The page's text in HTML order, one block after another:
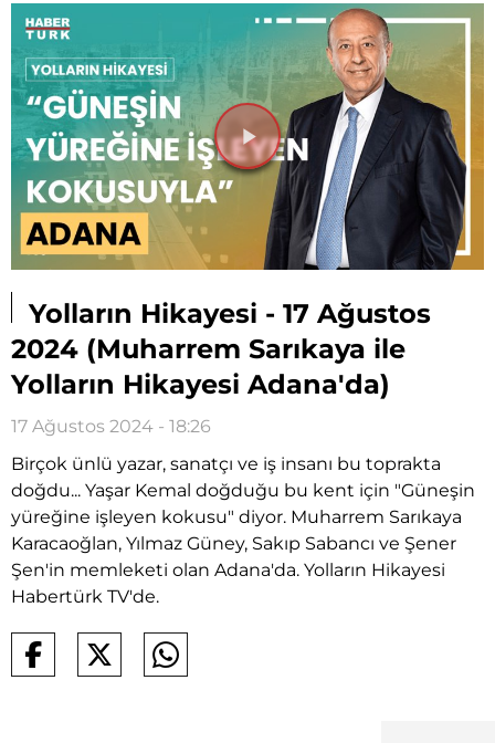
Videoyu
Oynat
Yolların Hikayesi - 17 Ağustos
2024 (Muharrem Sarıkaya ile
Yolların Hikayesi Adana'da)
17 Ağustos 2024 - 18:26
Birçok ünlü yazar, sanatçı ve iş insanı bu toprakta
doğdu... Yaşar Kemal doğduğu bu kent için "Güneşin
yüreğine işleyen kokusu" diyor. Muharrem Sarıkaya
Karacaoğlan, Yılmaz Güney, Sakıp Sabancı ve Şener
Şen'in memleketi olan Adana'da. Yolların Hikayesi
Habertürk TV'de.